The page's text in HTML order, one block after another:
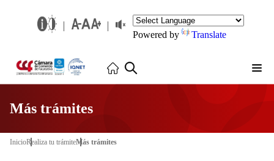
Powered by Translate
Más trámites
InicioRealiza tu trámiteMás trámites